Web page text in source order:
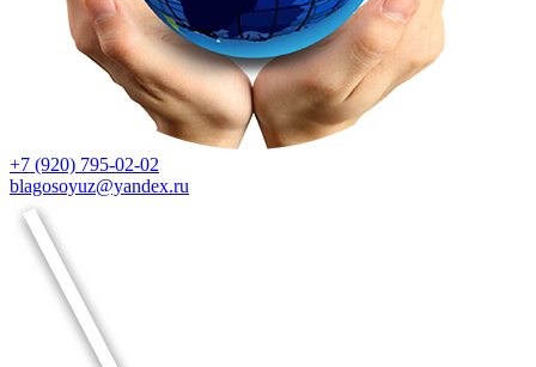
+7 (920) 795-02-02
blagosoyuz@yandex.ru